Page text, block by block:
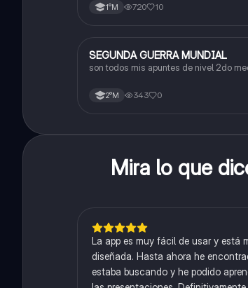
1°M 720 10
Historia
SEGUNDA GUERRA MUNDIAL
son todos mis apuntes de nivel 2do
2°M 343 0
Mira lo que
La app es muy fácil de usar y está
diseñada. Hasta ahora he
estaba buscando y he podido